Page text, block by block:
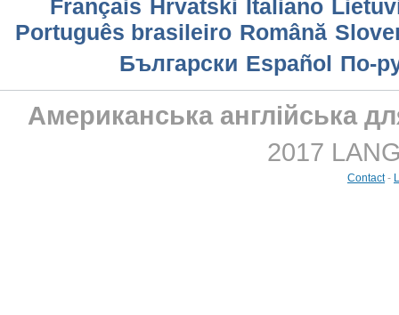
Français Hrvatski Italiano
Português brasileiro Română
Български Еspañol По-
Американська англійська
2017
Contact-